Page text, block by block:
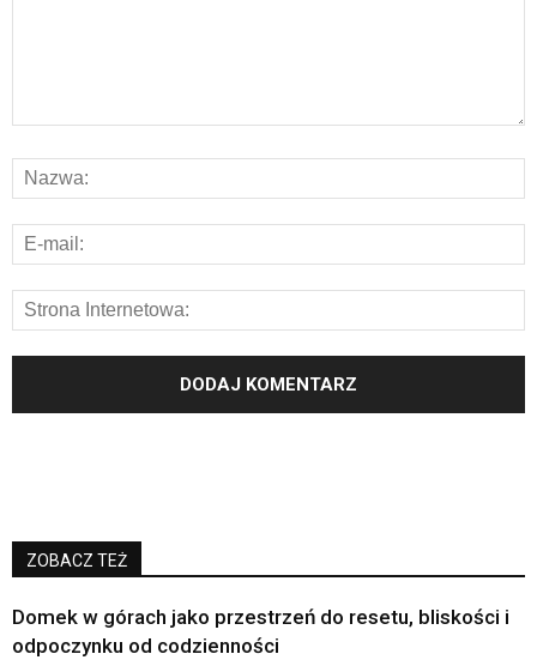
ZOBACZ TEŻ
Domek w górach jako przestrzeń do resetu, bliskości i
odpoczynku od codzienności